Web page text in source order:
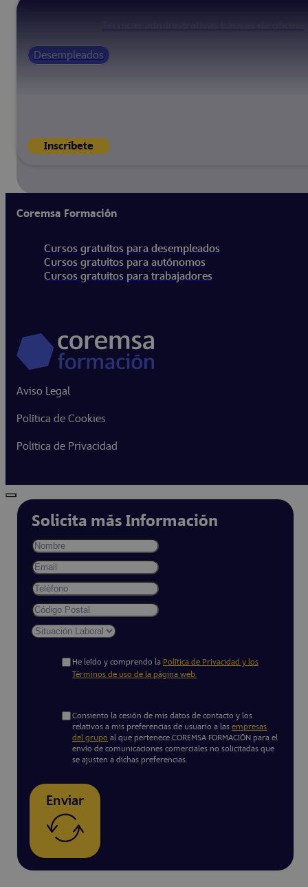
Desempleados
Inscríbete
Coremsa Formación
Cursos gratuitos para desempleados
Cursos gratuitos para autónomos
Cursos gratuitos para trabajadores
Aviso Legal
Política de Cookies
Política de Privacidad
Solicita más Información
He leído y comprendo la Política de Privacidad y los
Términos de uso de la página web.
Consiento la cesión de mis datos de contacto y los
relativos a mis preferencias de usuario a las empresas
del grupo al que pertenece COREMSA FORMACIÓN para el
envío de comunicaciones comerciales no solicitadas que
se ajusten a dichas preferencias.
Enviar